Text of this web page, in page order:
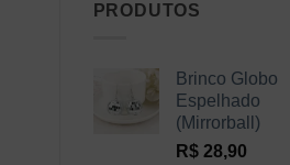
PRODUTOS
Brinco Globo
Espelhado
(Mirrorball)
R$28,90